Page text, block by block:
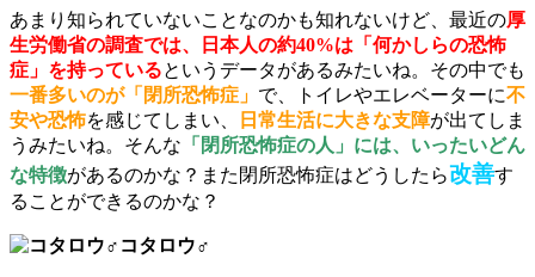
あまり知られていないことなのかも知れないけど、最近の厚
生労働省の調査では、日本人の約40%は「何かしらの恐怖
症」を持っているというデータがあるみたいね。その中でも
一番多いのが「閉所恐怖症」 で、トイレやエレベーターに不
安や恐怖を感じてしまい、 日常生活に大きな支障が出てしま
うみたいね。そんな 「閉所恐怖症の人」には、いったいどん
な特徴があるのかな？また閉所恐怖症はどうしたら改善す
ることができるのかな？
コタロウ♂